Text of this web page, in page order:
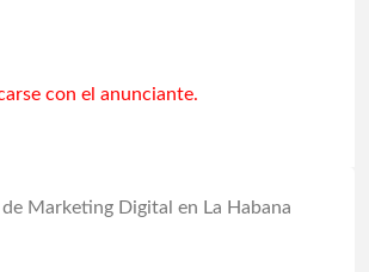
con el anunciante.
Marketing Digital en La Habana